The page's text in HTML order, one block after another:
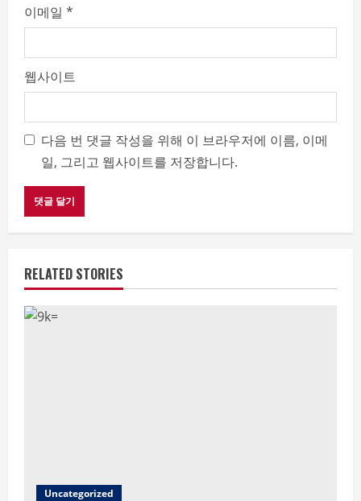
이메일 *
웹사이트
다음 번 댓글 작성을 위해 이 브라우저에 이름, 이메
일, 그리고 웹사이트를 저장합니다.
RELATED STORIES
Uncategorized